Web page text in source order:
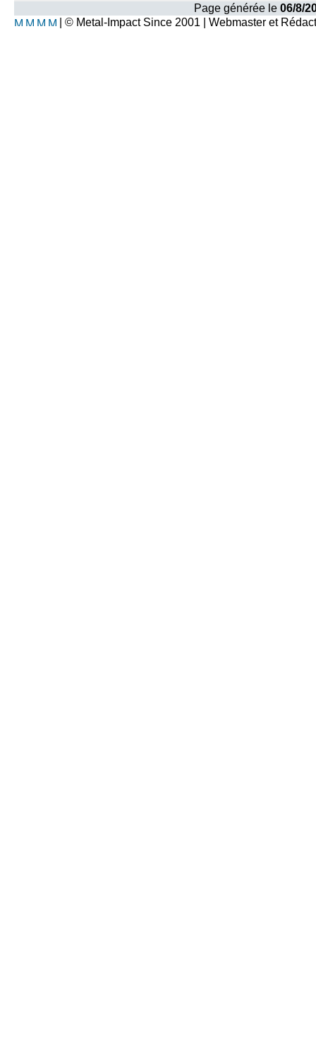
Page générée le 06/8/
| © Metal-Impact Since 2001 | Webmaster et